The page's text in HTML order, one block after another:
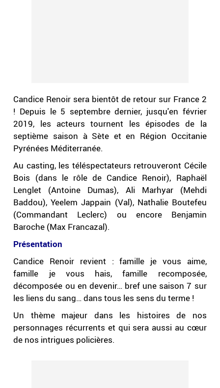
Candice Renoir sera bientôt de retour sur France 2
! Depuis le 5 septembre dernier, jusqu'en février
2019, les acteurs tournent les épisodes de la
septième saison à Sète et en Région Occitanie
Pyrénées Méditerranée.
Au casting, les téléspectateurs retrouveront Cécile
Bois (dans le rôle de Candice Renoir), Raphaël
Lenglet (Antoine Dumas), Ali Marhyar (Mehdi
Baddou), Yeelem Jappain (Val), Nathalie Boutefeu
(Commandant Leclerc) ou encore Benjamin
Baroche (Max Francazal).
Présentation
Candice Renoir revient : famille je vous aime,
famille je vous hais, famille recomposée,
décomposée ou en devenir… bref une saison 7 sur
les liens du sang… dans tous les sens du terme !
Un thème majeur dans les histoires de nos
personnages récurrents et qui sera aussi au cœur
de nos intrigues policières.